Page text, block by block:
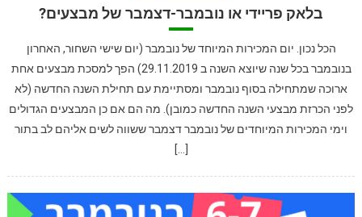
בלאק פריידי או נובמבר-דצמבר של מבצעים?
הכל נכון. יום המכירות המיוחד של נובמבר (יום שישי השחור, האחרון
בנובמבר בכל שנה שיוצא השנה ב 29.11.2019) הפך למסכת מבצעים אחת
ארוכה שמתחילה בסוף נובמבר ומסתיימת עם תחילת השנה החדשה (לא
לפני הכרזת מבצעי השנה החדשה כמובן). מה הם אם כן המבצעים הגדולים
וימי המכירות המיוחדים של נובמבר דצמבר ששווה לשים אליהם לב בתור
[…]